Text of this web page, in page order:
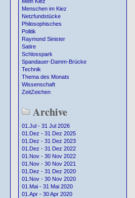
Menschen im Kiez
Netzfundstücke
Philosophisches
Politik
Raymond Sinister
Satire
Schlosspark
Spandauer-Damm-Brücke
Technik
Thema des Monats
Wissenschaft
ZeitZeichen
Archive
01.Jul - 31 Jul 2026
01.Dez - 31 Dez 2025
01.Dez - 31 Dez 2023
01.Dez - 31 Dez 2022
01.Nov - 30 Nov 2022
01.Nov - 30 Nov 2021
01.Dez - 31 Dez 2020
01.Nov - 30 Nov 2020
01.Mai - 31 Mai 2020
01.Apr - 30 Apr 2020